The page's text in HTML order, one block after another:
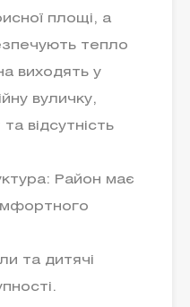
площі, а
тепло
виходять у
вуличку,
відсутність
Район має
та дитячі